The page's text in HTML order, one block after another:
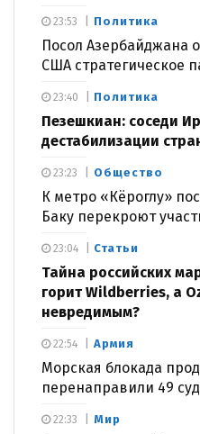
Политика
Посол Азербайджана
США стратегическое
23:53
Политика
Пезешкиан: соседи
дестабилизации
23:40
Общество
К метро «Кёроглу»
Баку перекроют
23:23
Статьи
Тайна российских
горит Wildberries, а
невредимым?
23:04
Армия
Морская блокада
перенаправили 49
22:54
Мир
22:33